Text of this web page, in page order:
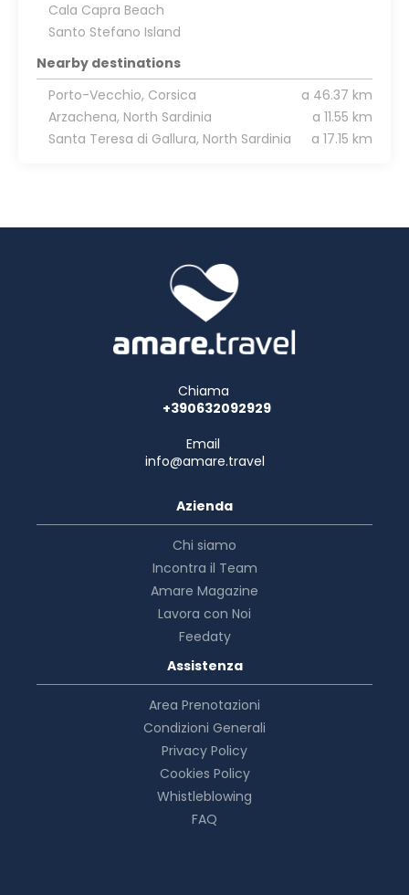
Cala Capra Beach
Santo Stefano Island
Nearby destinations
Porto-Vecchio, Corsica
a 46.37 km
Arzachena, North Sardinia
a 11.55 km
Santa Teresa di Gallura, North Sardinia
a 17.15 km
Chiama
+390632092929
Email
info@amare.travel
Azienda
Chi siamo
Incontra il Team
Amare Magazine
Lavora con Noi
Feedaty
Assistenza
Area Prenotazioni
Condizioni Generali
Privacy Policy
Cookies Policy
Whistleblowing
FAQ